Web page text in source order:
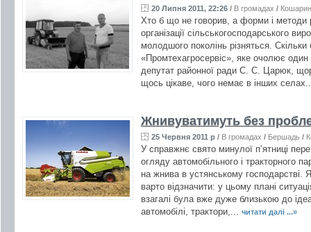
20 Липня 2011, 22:26 / В громадах /
Хто б що не говорив, а форми і методи
організації сільськогосподарського
молодшого поколінь різняться.
«Промтехагросервіс», яке очолює один
депутат районної ради С. С. Царюк,
щось цікаве, чого немає в інших
Жнивуватимуть без
25 Червня 2011 р / В громадах / Бершадь /
У справжнє свято минулої п’ятниці
огляду автомобільного і тракторного
на жнива в устянському господарстві.
варто відзначити: у цьому плані
взагалі була вже дуже близькою до
автомобілі, трактори,... читати далі ...»